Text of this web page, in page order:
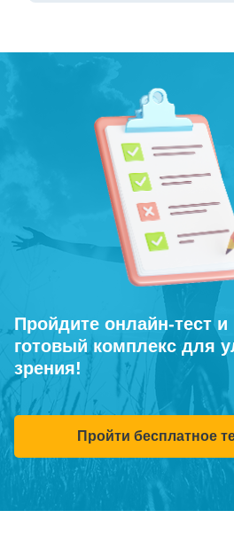
Пройдите онлайн-тест и
готовый комплекс для
зрения!
Пройти бесплатное